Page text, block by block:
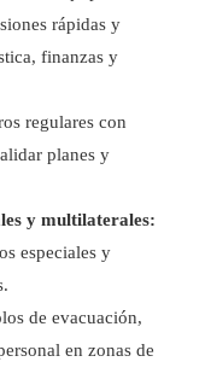
rápidas y
finanzas y
regulares con
planes y
y multilaterales:
especiales y
de evacuación,
en zonas de